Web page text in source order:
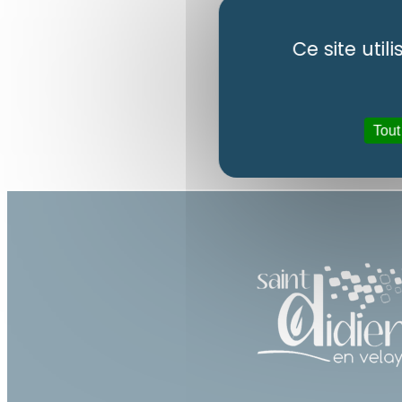
Ce site